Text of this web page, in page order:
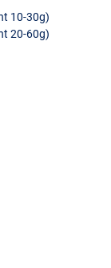
10-30g)
20-60g)